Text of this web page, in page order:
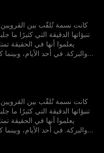
أخذتها هالة معها إلى قصر
لحظة دخولها بدأت البركات
والكلب العجوز يستعيد
قدرات نسمة كان أعظم بكثير…
كانت نسمة تُلقّب بين
تنبؤاتها الدقيقة التي كثيرًا ما
يعلموا أنها في الحقيقة
والبركة. في أحد الأيام، وبينما
أخذتها هالة معها إلى قصر
لحظة دخولها بدأت البركات
والكلب العجوز يستعيد
قدرات نسمة كان أعظم بكثير…
كانت نسمة تُلقّب بين
تنبؤاتها الدقيقة التي كثيرًا ما
يعلموا أنها في الحقيقة
والبركة. في أحد الأيام، وبينما